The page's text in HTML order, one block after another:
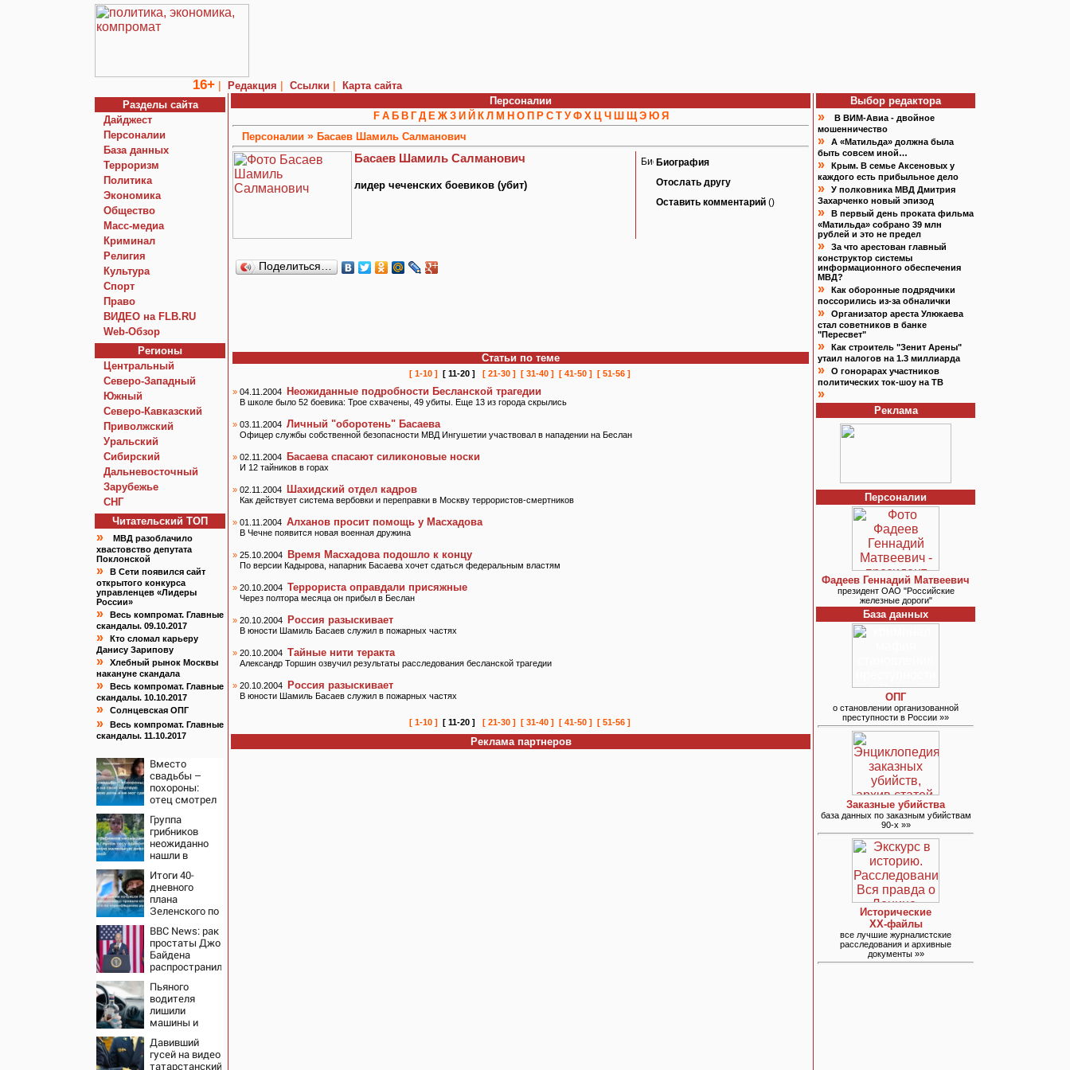
16+ | Редакция | Ссылки |
Карта сайта
Разделы сайта
Дайджест
Персоналии
База данных
Терроризм
Политика
Экономика
Общество
Macc-медиа
Криминал
Религия
Культура
Спорт
Право
ВИДЕО на FLB.RU
Web-Обзор
Регионы
Центральный
Северо-Западный
Южный
Северо-Кавказский
Приволжский
Уральский
Сибирский
Дальневосточный
Зарубежье
СНГ
Читательский TOП
»
МВД разоблачило
хвастовство депутата
Поклонской
»
В Сети появился сайт
открытого конкурса
управленцев «Лидеры
России»
»
Весь компромат. Главные
скандалы. 09.10.2017
»
Кто сломал карьеру
Данису Зарипову
»
Хлебный рынок Москвы
накануне скандала
»
Весь компромат. Главные
скандалы. 10.10.2017
» Солнцевская ОПГ
»
Весь компромат. Главные
скандалы. 11.10.2017
Вместо
свадьбы –
похороны:
отец смотрел
мертвую 16-
летнюю дочь
и не мог
сдержать
слезы
Группа
грибников
неожиданно
нашли в
одинокую
испуганную
маленькую
девочку с
игрушкой
Итоги 40-
дневного
плана
Зеленского по
к миру: как
ответила
Россия,
полный разбор
провала
операции
Украины от
военкора Коца
BBC News: рак
простаты Джо
Байдена
распространился
органы
Пьяного
водителя
лишили
машины и
тюрь
Давивший
гусей на видео
татарстанский
Персоналии
F А Б В Г Д Е Ж З И Й К Л М Н О П Р С Т У Ф Х Ц Ч Ш Щ Э Ю Я
Персоналии » Басаев Шамиль Салманович
Басаев Шамиль Салманович
лидер чеченских боевиков (убит)
Биография
Отослать другу
Оставить комментарий ()
Поделиться…
Статьи по теме
[ 1-10 ] [ 11-20 ] [ 21-30 ] [ 31-40 ] [ 41-50 ] [ 51-56 ]
» 04.11.2004 Неожиданные подробности Бесланской трагедии
В школе было 52 боевика: Трое схвачены, 49 убиты. Еще 13 из города скрылись
» 03.11.2004 Личный "оборотень" Басаева
Офицер службы собственной безопасности МВД Ингушетии участвовал в нападении на Беслан
» 02.11.2004 Басаева спасают силиконовые носки
И 12 тайников в горах
» 02.11.2004 Шахидский отдел кадров
Как действует система вербовки и переправки в Москву террористов-смертников
» 01.11.2004 Алханов просит помощь у Масхадова
В Чечне появится новая военная дружина
» 25.10.2004 Время Масхадова подошло к концу
По версии Кадырова, напарник Басаева хочет сдаться федеральным властям
» 20.10.2004 Террориста оправдали присяжные
Через полтора месяца он прибыл в Беслан
» 20.10.2004 Россия разыскивает
В юности Шамиль Басаев служил в пожарных частях
» 20.10.2004 Тайные нити теракта
Александр Торшин озвучил результаты расследования бесланской трагедии
» 20.10.2004 Россия разыскивает
В юности Шамиль Басаев служил в пожарных частях
[ 1-10 ] [ 11-20 ] [ 21-30 ] [ 31-40 ] [ 41-50 ] [ 51-56 ]
Реклама партнеров
Выбор редактора
»
В ВИМ-Авиа - двойное
мошенничество
»
А «Матильда» должна была
быть совсем иной…
»
Крым. В семье Аксеновых у
каждого есть прибыльное дело
»
У полковника МВД Дмитрия
Захарченко новый эпизод
»
В первый день проката фильма
«Матильда» собрано 39 млн
рублей и это не предел
»
За что арестован главный
конструктор системы
информационного обеспечения
МВД?
»
Как оборонные подрядчики
поссорились из-за обналички
»
Организатор ареста Улюкаева
стал советников в банке
"Пересвет"
»
Как строитель "Зенит Арены"
утаил налогов на 1.3 миллиарда
»
О гонорарах участников
политических ток-шоу на ТВ
»
Реклама
Персоналии
Фадеев Геннадий Матвеевич
президент ОАО "Российские
железные дороги"
База данных
ОПГ
о становлении организованной
преступности в России »»
Заказные убийства
база данных по заказным убийствам
90-х »»
Исторические
ХХ-файлы
все лучшие журналистские
расследования и архивные
документы »»